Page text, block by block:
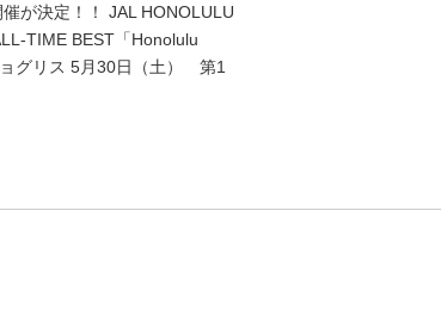
が決定！！ JAL HONOLULU
TIME BEST「Honolulu
グリス 5月30日（土） 第1